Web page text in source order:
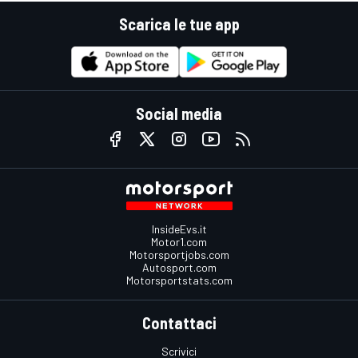
Scarica le tue app
Social media
InsideEvs.it
Motor1.com
Motorsportjobs.com
Autosport.com
Motorsportstats.com
Contattaci
Scrivici